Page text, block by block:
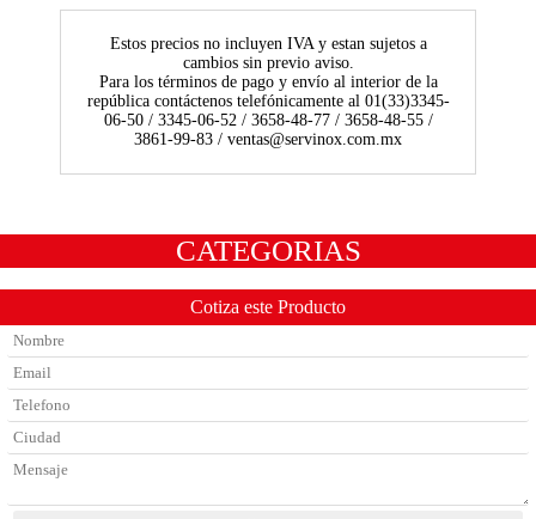
Estos precios no incluyen IVA y estan sujetos a
cambios sin previo aviso.
Para los términos de pago y envío al interior de la
república contáctenos telefónicamente al 01(33)3345-
06-50 / 3345-06-52 / 3658-48-77 / 3658-48-55 /
3861-99-83 / ventas@servinox.com.mx
CATEGORIAS
Cotiza este Producto